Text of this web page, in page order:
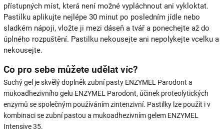
přístupných míst, která není možné vypláchnout ani vykloktat.
Pastilku aplikujte nejlépe 30 minut po posledním jídle nebo
sladkém nápoji, vložte ji mezi dáseň a tvář a ponechejte až do
úplného rozpuštění. Pastilku nekousejte ani nepolykejte vcelku a
nekousejte.
Co pro sebe můžete udělat víc?
Suchý gel je skvělý doplněk zubní pasty ENZYMEL Parodont a
mukoadhezivního gelu ENZYMEL Parodont, účinek proteolytických
enzymů se společným používáním zintenzivní. Pastilky lze použít i v
kombinaci se zubní pastou a mukoadhezivním gelem ENZYMEL
Intensive 35.